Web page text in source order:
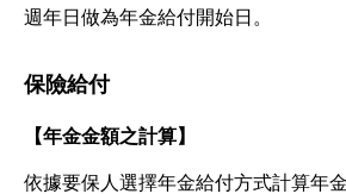
週年日做為年金給付開始日。
保險給付
【年金金額之計算】
依據要保人選擇年金給付方式計算年金